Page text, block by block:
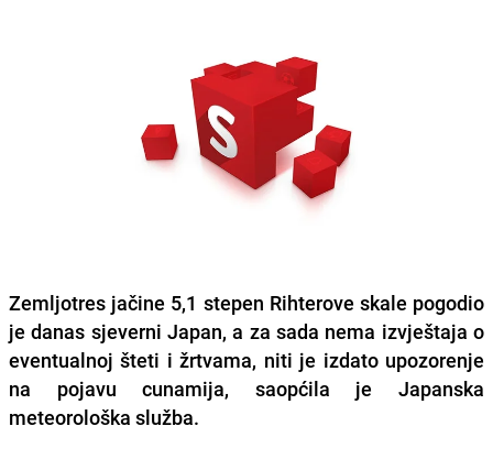
Zemljotres jačine 5,1 stepen Rihterove skale pogodio
je danas sjeverni Japan, a za sada nema izvještaja o
eventualnoj šteti i žrtvama, niti je izdato upozorenje
na pojavu cunamija, saopćila je Japanska
meteorološka služba.